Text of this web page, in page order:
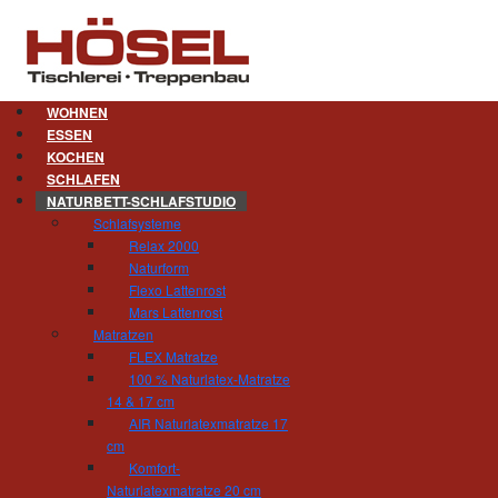
WOHNEN
ESSEN
KOCHEN
SCHLAFEN
NATURBETT-SCHLAFSTUDIO
Schlafsysteme
Relax 2000
Naturform
Flexo Lattenrost
Mars Lattenrost
Matratzen
FLEX Matratze
100 % Naturlatex-Matratze
14 & 17 cm
AIR Naturlatexmatratze 17
cm
Komfort-
Naturlatexmatratze 20 cm
Durch die Materialkombination aus 70 %
und natürliche Geruchsreduzierung
welches mit einer Füllung aus 100 % Tencel
Schonwaschgang.